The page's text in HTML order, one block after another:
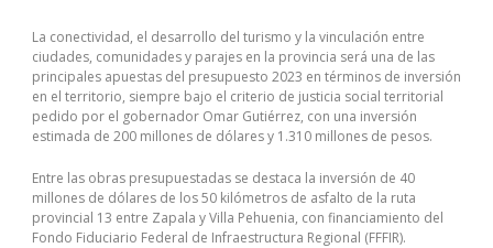
La conectividad, el desarrollo del turismo y la vinculación entre
ciudades, comunidades y parajes en la provincia será una de las
principales apuestas del presupuesto 2023 en términos de inversión
en el territorio, siempre bajo el criterio de justicia social territorial
pedido por el gobernador Omar Gutiérrez, con una inversión
estimada de 200 millones de dólares y 1.310 millones de pesos.
Entre las obras presupuestadas se destaca la inversión de 40
millones de dólares de los 50 kilómetros de asfalto de la ruta
provincial 13 entre Zapala y Villa Pehuenia, con financiamiento del
Fondo Fiduciario Federal de Infraestructura Regional (FFFIR).